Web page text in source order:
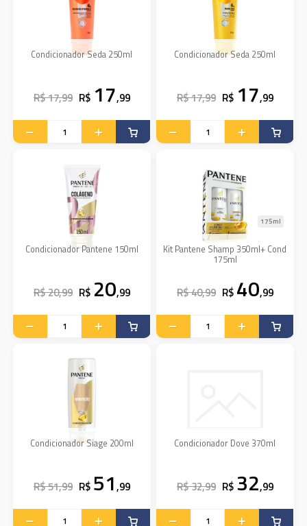
Condicionador Seda 250ml
R$ 17,99 R$ 17,99
Condicionador Seda 250ml
R$ 17,99 R$ 17,99
Condicionador Pantene 150ml
R$ 20,99 R$ 20,99
Kit Pantene Shamp 350ml+ Cond
175ml
175ml
R$ 40,99 R$ 40,99
Condicionador Siage 200ml
R$ 51,99 R$ 51,99
Condicionador Dove 370ml
R$ 32,99 R$ 32,99